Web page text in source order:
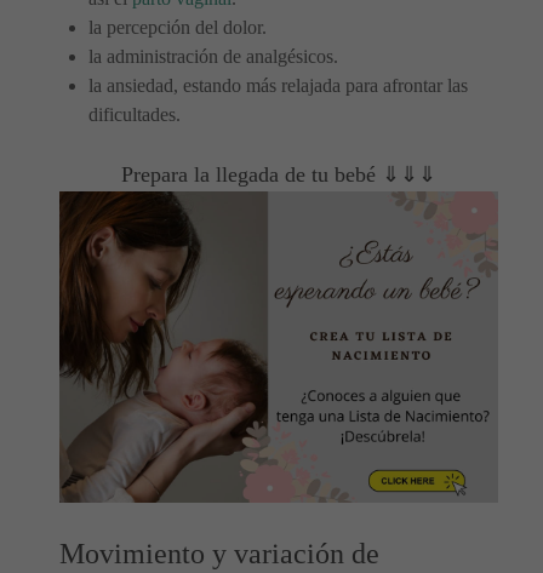
la percepción del dolor.
la administración de analgésicos.
la ansiedad, estando más relajada para afrontar las
dificultades.
Prepara la llegada de tu bebé ⇓⇓⇓
Movimiento y variación de